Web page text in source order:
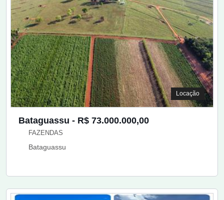
Locação
Bataguassu - R$ 73.000.000,00
FAZENDAS
Bataguassu